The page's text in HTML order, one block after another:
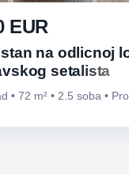
EUR
na odlicnoj
setalista
• 72 m² • 2.5 soba •